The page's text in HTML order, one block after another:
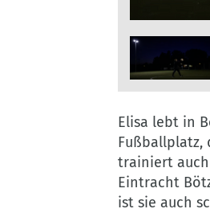
Kooperative
Berlin
Kooperative
Berlin
auf
dem
Fußballplatz
Kooperative
Berlin
Elisa auf
Kooperative
Berlin
Kooperative
Berlin
©
Berlin
Elisa lebt in
Fußballplatz,
trainiert auch
Eintracht
ist sie auch